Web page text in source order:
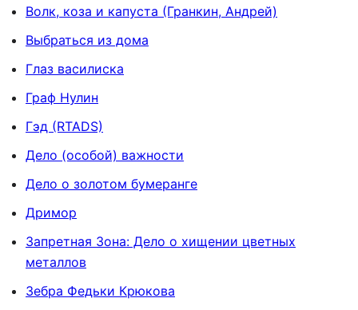
Волк, коза и капуста (Гранкин, Андрей)
Выбраться из дома
Глаз василиска
Граф Нулин
Гэд (RTADS)
Дело (особой) важности
Дело о золотом бумеранге
Дримор
Запретная Зона: Дело о хищении цветных
металлов
Зебра Федьки Крюкова